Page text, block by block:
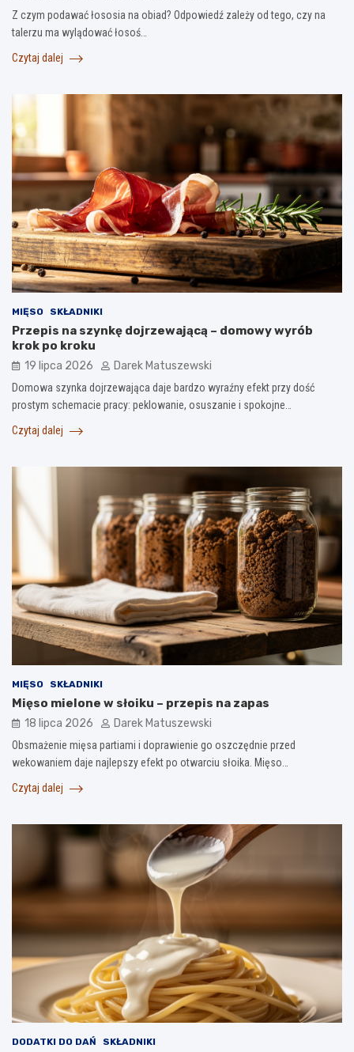
Z czym podawać łososia na obiad? Odpowiedź zależy od tego, czy na
talerzu ma wylądować łosoś…
Czytaj dalej
MIĘSO SKŁADNIKI
Przepis na szynkę dojrzewającą – domowy wyrób
krok po kroku
19 lipca 2026 Darek Matuszewski
Domowa szynka dojrzewająca daje bardzo wyraźny efekt przy dość
prostym schemacie pracy: peklowanie, osuszanie i spokojne…
Czytaj dalej
MIĘSO SKŁADNIKI
Mięso mielone w słoiku – przepis na zapas
18 lipca 2026 Darek Matuszewski
Obsmażenie mięsa partiami i doprawienie go oszczędnie przed
wekowaniem daje najlepszy efekt po otwarciu słoika. Mięso…
Czytaj dalej
DODATKI DO DAŃ SKŁADNIKI